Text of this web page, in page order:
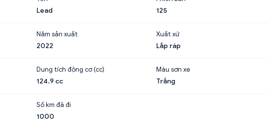
Lead
125
Năm sản xuất
2022
Xuất xứ
Lắp ráp
Dung tích động cơ (cc)
124.9 cc
Màu sơn xe
Trắng
Số km đã đi
1000